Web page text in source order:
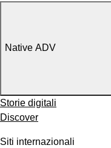
Native ADV
Storie digitali
Discover
Siti internazionali